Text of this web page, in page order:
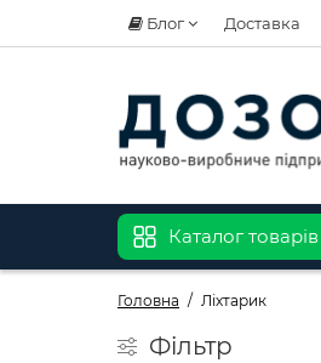
Блог Доставка
Каталог товарів
Головна Ліхтарик
Фiльтр